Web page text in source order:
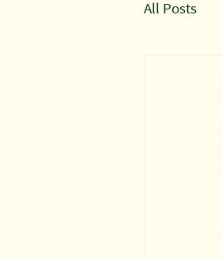
All Posts